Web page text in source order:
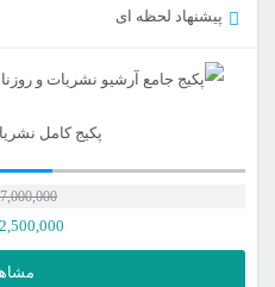
پیشنهاد لحظه ای
پکیج کامل